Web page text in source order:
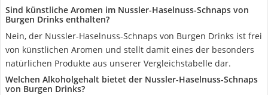
Sind künstliche Aromen im Nussler-Haselnuss-Schnaps von
Burgen Drinks enthalten?
Nein, der Nussler-Haselnuss-Schnaps von Burgen Drinks ist frei
von künstlichen Aromen und stellt damit eines der besonders
natürlichen Produkte aus unserer Vergleichstabelle dar.
Welchen Alkoholgehalt bietet der Nussler-Haselnuss-Schnaps
von Burgen Drinks?